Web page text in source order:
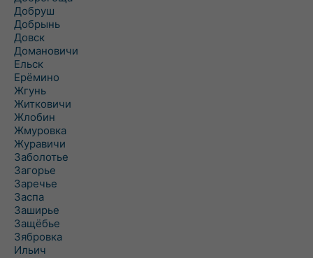
Добруш
Добрынь
Довск
Домановичи
Ельск
Ерёмино
Жгунь
Житковичи
Жлобин
Жмуровка
Журавичи
Заболотье
Загорье
Заречье
Заспа
Заширье
Защёбье
Зябровка
Ильич